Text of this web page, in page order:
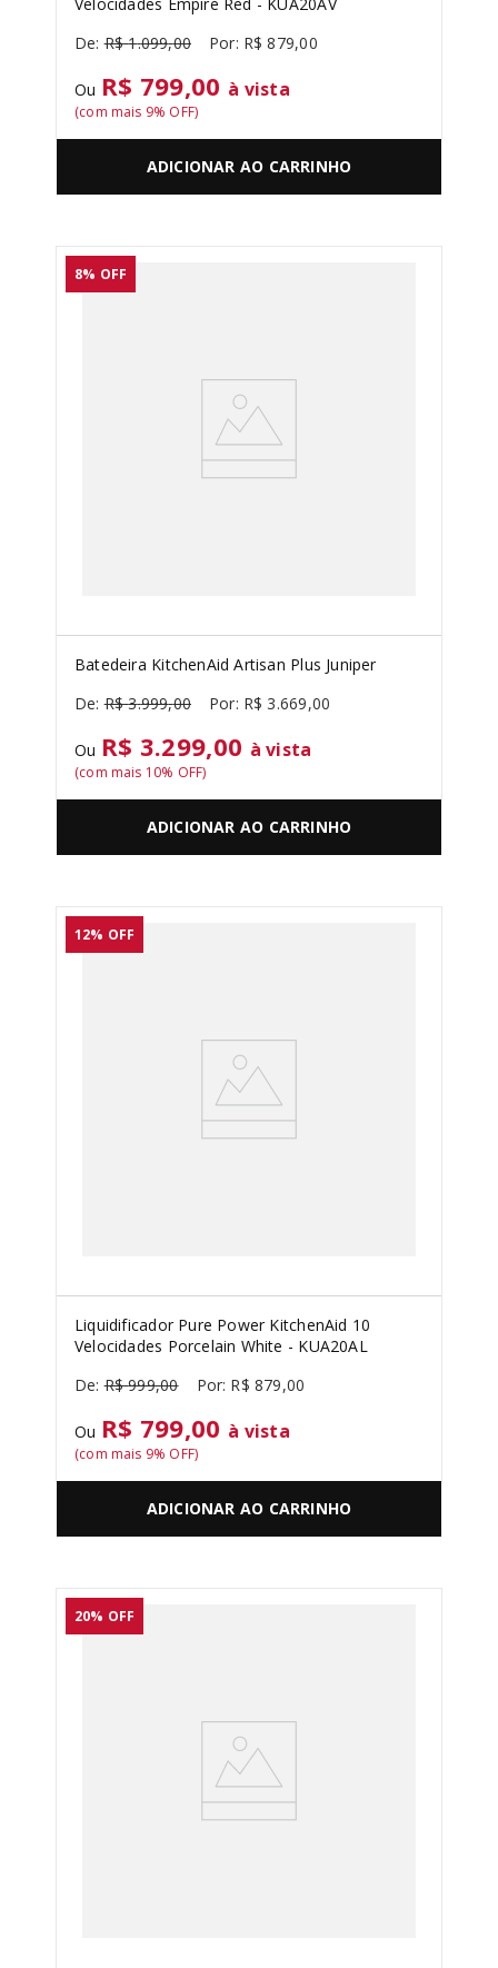
R$ 1.099,00 R$ 879,00
Ou R$ 799,00 à vista
(com mais 9% OFF)
ADICIONAR AO CARRINHO
8% OFF
Batedeira KitchenAid Artisan Plus Juniper
R$ 3.999,00 R$ 3.669,00
Ou R$ 3.299,00 à vista
(com mais 10% OFF)
ADICIONAR AO CARRINHO
12% OFF
Liquidificador Pure Power KitchenAid 10
Velocidades Porcelain White - KUA20AL
R$ 999,00 R$ 879,00
Ou R$ 799,00 à vista
(com mais 9% OFF)
ADICIONAR AO CARRINHO
20% OFF